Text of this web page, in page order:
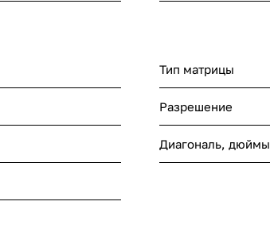
Тип матрицы
Разрешение
Диагональ, дюймы